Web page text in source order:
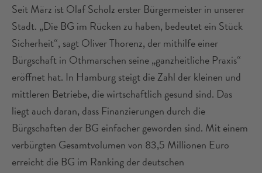
Seit März ist Olaf Scholz erster Bürgermeister in unserer
Stadt. „Die BG im Rücken zu haben, bedeutet ein Stück
Sicherheit“, sagt Oliver Thorenz, der mithilfe einer
Bürgschaft in Othmarschen seine „ganzheitliche Praxis“
eröffnet hat. In Hamburg steigt die Zahl der kleinen und
mittleren Betriebe, die wirtschaftlich gesund sind. Das
liegt auch daran, dass Finanzierungen durch die
Bürgschaften der BG einfacher geworden sind. Mit einem
verbürgten Gesamtvolumen von 83,5 Millionen Euro
erreicht die BG im Ranking der deutschen